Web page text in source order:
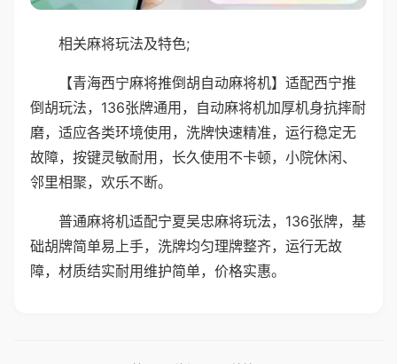
相关麻将玩法及特色;
【青海西宁麻将推倒胡自动麻将机】适配西宁推
倒胡玩法，136张牌通用，自动麻将机加厚机身抗摔耐
磨，适应各类环境使用，洗牌快速精准，运行稳定无
故障，按键灵敏耐用，长久使用不卡顿，小院休闲、
邻里相聚，欢乐不断。
普通麻将机适配宁夏吴忠麻将玩法，136张牌，基
础胡牌简单易上手，洗牌均匀理牌整齐，运行无故
障，材质结实耐用维护简单，价格实惠。